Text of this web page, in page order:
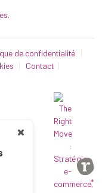
de confidentialité
Contact
*